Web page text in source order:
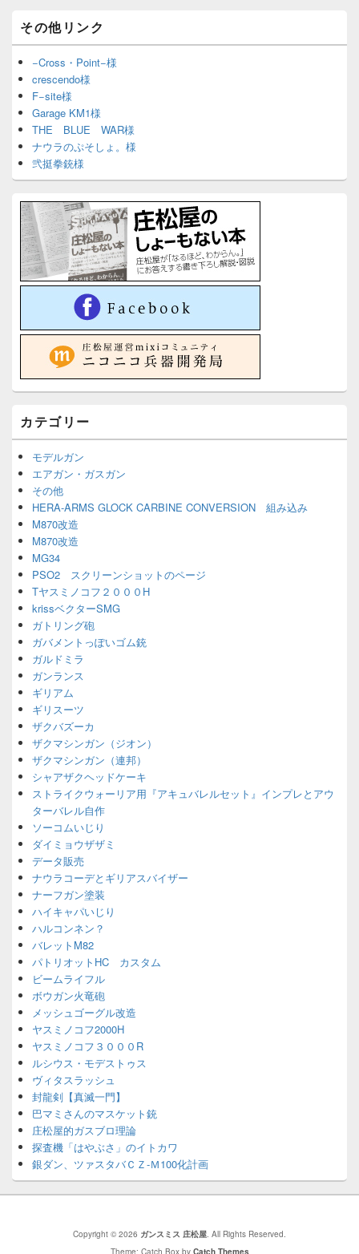
その他リンク
−Cross・Point−様
crescendo様
F−site様
Garage KM1様
THE BLUE WAR様
ナウラのぷそしょ。様
弐挺拳銃様
カテゴリー
モデルガン
エアガン・ガスガン
その他
HERA-ARMS GLOCK CARBINE CONVERSION 組み込み
M870改造
M870改造
MG34
PSO2 スクリーンショットのページ
Tヤスミノコフ２０００H
krissベクターSMG
ガトリング砲
ガバメントっぽいゴム銃
ガルドミラ
ガンランス
ギリアム
ギリスーツ
ザクバズーカ
ザクマシンガン（ジオン）
ザクマシンガン（連邦）
シャアザクヘッドケーキ
ストライクウォーリア用『アキュバレルセット』インプレとアウ
ターバレル自作
ソーコムいじり
ダイミョウザザミ
データ販売
ナウラコーデとギリアスバイザー
ナーフガン塗装
ハイキャパいじり
ハルコンネン？
バレットM82
パトリオットHC カスタム
ビームライフル
ボウガン火竜砲
メッシュゴーグル改造
ヤスミノコフ2000H
ヤスミノコフ３０００R
ルシウス・モデストゥス
ヴィタスラッシュ
封龍剣【真滅一門】
巴マミさんのマスケット銃
庄松屋的ガスブロ理論
探査機「はやぶさ」のイトカワ
銀ダン、ツァスタバＣＺ-Ｍ100化計画
Copyright © 2026 ガンスミス 庄松屋. All Rights Reserved.
Theme: Catch Box by Catch Themes